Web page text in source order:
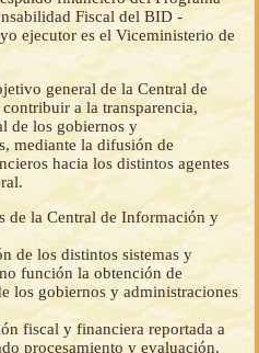
Fiscal del BID -
ejecutor es el Viceministerio de
general de la Central de
a la transparencia,
de los gobiernos y
mediante la difusión de
hacia los distintos agentes
de la Central de Información y
de los distintos sistemas y
función la obtención de
los gobiernos y administraciones
fiscal y financiera reportada a
procesamiento y evaluación.